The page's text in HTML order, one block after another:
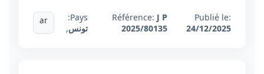
Publié le:
24/12/2025
Référence: J P
2025/80135
Pays:
تونس,
ar